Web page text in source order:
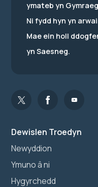
Dewislen Troedyn
Newyddion
Ymuno â ni
Hygyrchedd
ymateb yn
Ni fydd hyn yn
Mae ein holl
yn Saesneg.